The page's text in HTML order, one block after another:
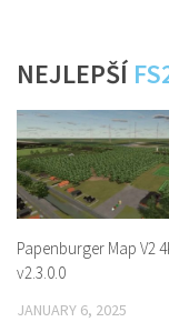
NEJLEPŠÍ
Papenburger Map V2
v2.3.0.0
JANUARY 6, 2025